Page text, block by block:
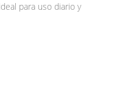
para uso diario y